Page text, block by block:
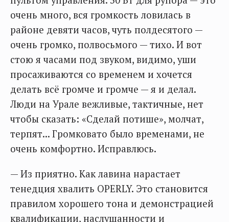
очень много, вся громкость ловилась в
районе девяти часов, чуть полдесятого —
очень громко, полвосьмого — тихо. И вот
стою я часами под звуком, видимо, уши
просаживаются со временем и хочется
делать всё громче и громче — я и делал.
Люди на Урале вежливые, тактичные, нет
чтобы сказать: «Сделай потише», молчат,
терпят... Громковато было временами, не
очень комфортно. Исправлюсь.
— Из приятно. Как лавина нарастает
тенедция хвалить OPERLY. Это становится
правилом хорошего тона и демонстрацией
квалификации, наслушанности и